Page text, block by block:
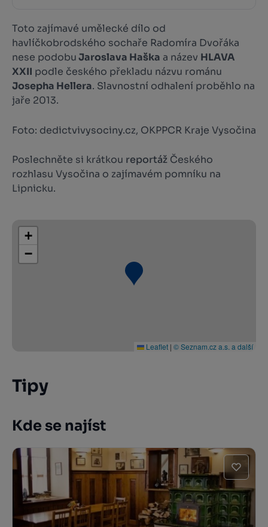
Toto zajímavé umělecké dílo od
havlíčkobrodského sochaře Radomíra Dvořáka
nese podobuJaroslava Haška a název HLAVA
XXII podle českého překladu názvu románu
Josepha Hellera. Slavnostní odhalení proběhlo na
jaře 2013.
Foto: dedictvivysociny.cz, OKPPCR Kraje Vysočina
Poslechněte si krátkou reportáž Českého
rozhlasu Vysočina o zajímavém pomníku na
Lipnicku.
+
−
Leaflet | © Seznam.cz a.s. a další
Tipy
Kde se najíst